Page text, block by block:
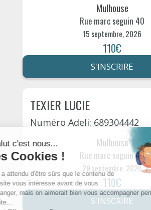
Mulhouse
Rue marc seguin 40
15 septembre, 2026
110€
S'INSCRIRE
TEXIER LUCIE
Numéro Adeli: 689304442
Mulhouse
Rue marc seguin 40
29 septembre, 2026
110€
S'INSCRIRE